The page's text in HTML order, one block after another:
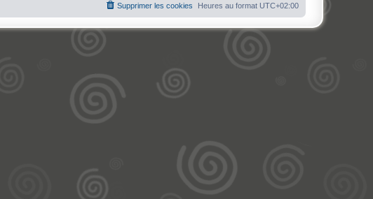
Heures au format UTC+02:00
Supprimer les cookies